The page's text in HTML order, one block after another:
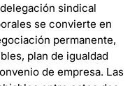
sindical
se convierte en
permanente,
plan de igualdad
de empresa. Las